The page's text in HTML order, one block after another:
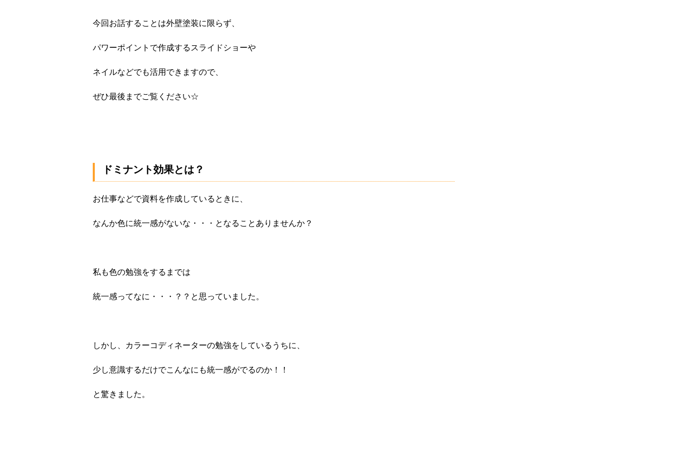
今回お話することは外壁塗装に限らず、
パワーポイントで作成するスライドショーや
ネイルなどでも活用できますので、
ぜひ最後までご覧ください☆
ドミナント効果とは？
お仕事などで資料を作成しているときに、
なんか色に統一感がないな・・・となることありませんか？
私も色の勉強をするまでは
統一感ってなに・・・？？と思っていました。
しかし、カラーコディネーターの勉強をしているうちに、
少し意識するだけでこんなにも統一感がでるのか！！
と驚きました。